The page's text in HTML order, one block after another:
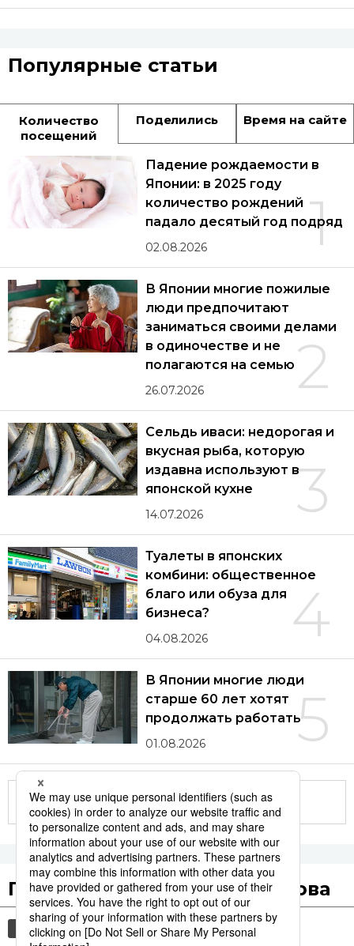
Популярные статьи
Количество
посещений
Поделились Время на сайте
1
Падение рождаемости в
Японии: в 2025 году
количество рождений
падало десятый год подряд
02.08.2026
2
В Японии многие пожилые
люди предпочитают
заниматься своими делами
в одиночестве и не
полагаются на семью
26.07.2026
3
Сельдь иваси: недорогая и
вкусная рыба, которую
издавна используют в
японской кухне
14.07.2026
4
Туалеты в японских
комбини: общественное
благо или обуза для
бизнеса?
04.08.2026
5
В Японии многие люди
старше 60 лет хотят
продолжать работать
01.08.2026
Другие статьи по теме
Популярные поисковые слова
общество культура еда и напитки